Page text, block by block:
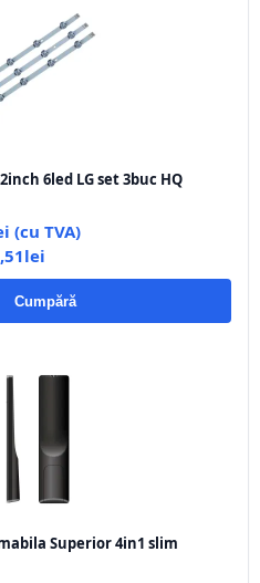
6led LG set 3buc HQ
(cu TVA)
Cumpără
Superior 4in1 slim